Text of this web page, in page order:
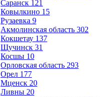
Саранск 121
Ковылкино 15
Рузаевка 9
Акмолинская область 302
Кокшетау 137
Щучинск 31
Косшы 10
Орловская область 293
Орел 177
Мценск 20
Ливны 20